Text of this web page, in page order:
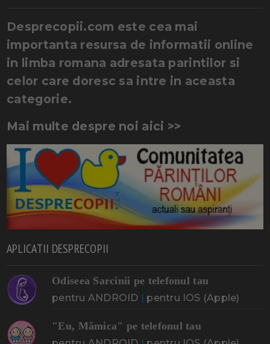
Desprecopii.com este cea mai
importanta resursa de informatii online
in limba romana adresata parintilor si
celor care doresc sa intre in aceasta
categorie.
Mai multe despre noi aici >>
APLICATII DESPRECOPII
Odiseea Sarcinii pe telefonul tau
pentru ANDROID pentru IOS (Apple)
"Eu, Mămica" pe telefonul tau